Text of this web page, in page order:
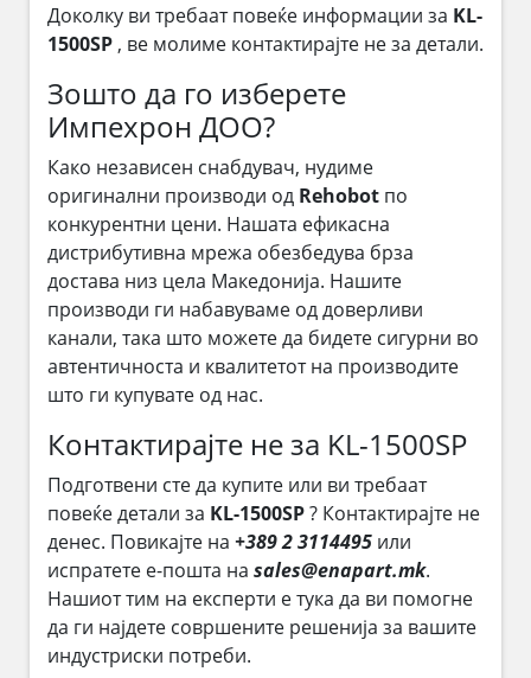
Доколку ви требаат повеќе информации за KL-
1500SP , ве молиме контактирајте не за детали.
Зошто да го изберете
Импехрон ДОО?
Како независен снабдувач, нудиме
оригинални производи од Rehobot по
конкурентни цени. Нашата ефикасна
дистрибутивна мрежа обезбедува брза
достава низ цела Македонија. Нашите
производи ги набавуваме од доверливи
канали, така што можете да бидете сигурни во
автентичноста и квалитетот на производите
што ги купувате од нас.
Контактирајте не за KL-1500SP
Подготвени сте да купите или ви требаат
повеќе детали за KL-1500SP? Контактирајте не
денес. Повикајте на +389 2 3114495 или
испратете е-пошта на sales@enapart.mk.
Нашиот тим на експерти е тука да ви помогне
да ги најдете совршените решенија за вашите
индустриски потреби.